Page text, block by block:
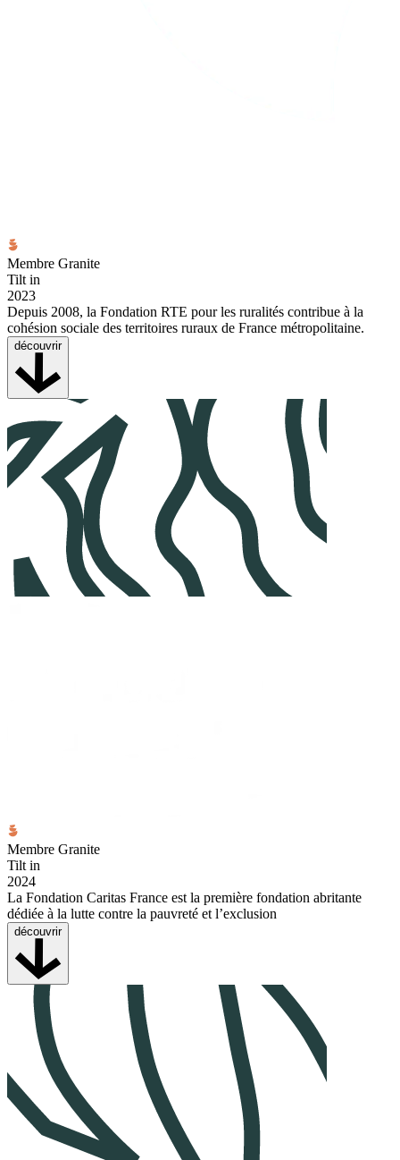
Membre Granite
Tilt in
2023
Depuis 2008, la Fondation RTE pour les ruralités contribue à la
cohésion sociale des territoires ruraux de France métropolitaine.
découvrir
Membre Granite
Tilt in
2024
La Fondation Caritas France est la première fondation abritante
dédiée à la lutte contre la pauvreté et l’exclusion
découvrir